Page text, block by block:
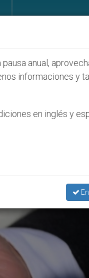
anual,
informaciones y
en inglés y